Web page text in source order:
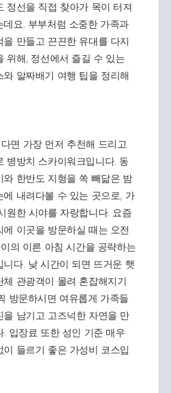
정선을 직접 찾아가 목이 터져
데요. 부부처럼 소중한 가족과
을 만들고 끈끈한 유대를 다지
위해, 정선에서 즐길 수 있는
와 알짜배기 여행 팁을 정리해
면 가장 먼저 추천해 드리고
병방치 스카이워크입니다. 동
와 한반도 지형을 쏙 빼닮은 밤
에 내려다볼 수 있는 곳으로, 가
원한 시야를 자랑합니다. 요즘
에 이곳을 방문하실 때는 오전
의 이른 아침 시간을 공략하는
니다. 낮 시간이 되면 뜨거운 햇
체 관광객이 몰려 혼잡해지기
방문하시면 여유롭게 가족들
을 남기고 고즈넉한 자연을 만
. 입장료 또한 성인 기준 매우
이 들르기 좋은 가성비 코스입